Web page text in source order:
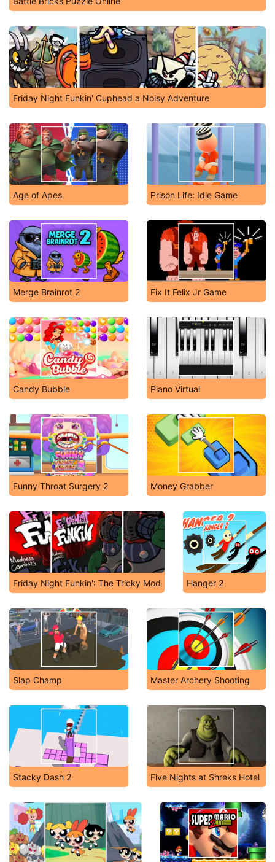
Friday Night Funkin' Cuphead a Noisy Adventure
Age of Apes Prison Life: Idle Game
Merge Brainrot 2 Fix It Felix Jr Game
Candy Bubble Piano Virtual
Funny Throat Surgery 2 Money Grabber
Friday Night Funkin': The Tricky Mod Hanger 2
Slap Champ Master Archery Shooting
Stacky Dash 2 Five Nights at Shreks Hotel